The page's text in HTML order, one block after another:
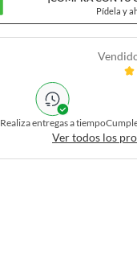
Pídela y
Realiza entregas a tiempo
Ver todos los